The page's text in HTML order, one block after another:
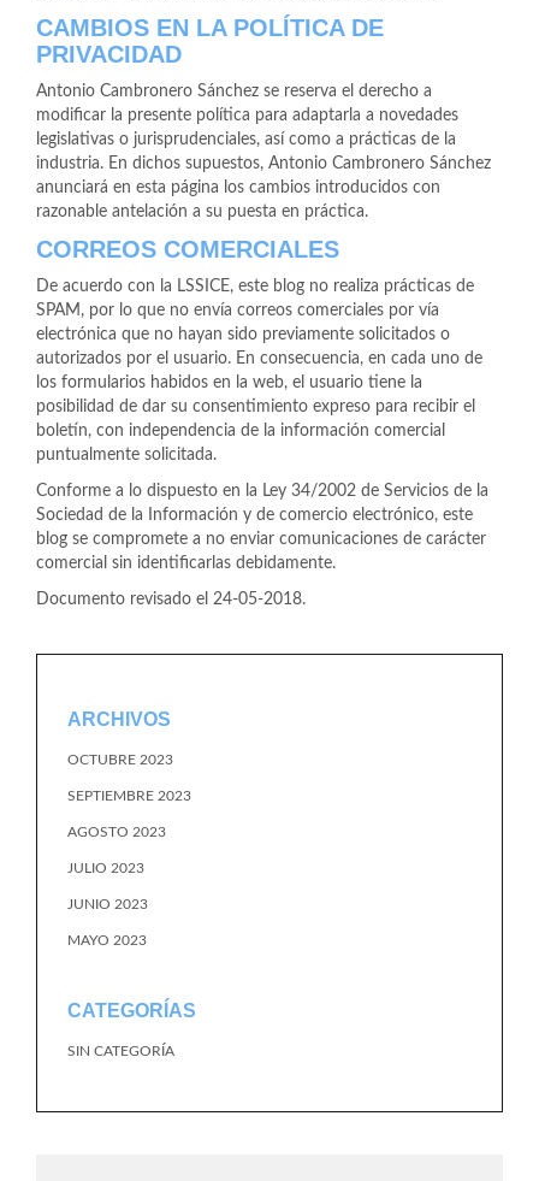
CAMBIOS EN LA POLÍTICA DE
PRIVACIDAD
Antonio Cambronero Sánchez se reserva el derecho a
modificar la presente política para adaptarla a novedades
legislativas o jurisprudenciales, así como a prácticas de la
industria. En dichos supuestos, Antonio Cambronero Sánchez
anunciará en esta página los cambios introducidos con
razonable antelación a su puesta en práctica.
CORREOS COMERCIALES
De acuerdo con la LSSICE, este blog no realiza prácticas de
SPAM, por lo que no envía correos comerciales por vía
electrónica que no hayan sido previamente solicitados o
autorizados por el usuario. En consecuencia, en cada uno de
los formularios habidos en la web, el usuario tiene la
posibilidad de dar su consentimiento expreso para recibir el
boletín, con independencia de la información comercial
puntualmente solicitada.
Conforme a lo dispuesto en la Ley 34/2002 de Servicios de la
Sociedad de la Información y de comercio electrónico, este
blog se compromete a no enviar comunicaciones de carácter
comercial sin identificarlas debidamente.
Documento revisado el 24-05-2018.
ARCHIVOS
OCTUBRE 2023
SEPTIEMBRE 2023
AGOSTO 2023
JULIO 2023
JUNIO 2023
MAYO 2023
CATEGORÍAS
SIN CATEGORÍA